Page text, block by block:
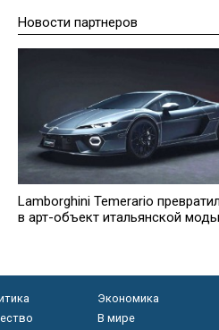
Новости партнеров
Lamborghini Temerario
в арт-объект итальянской моды
Экономика
В мире